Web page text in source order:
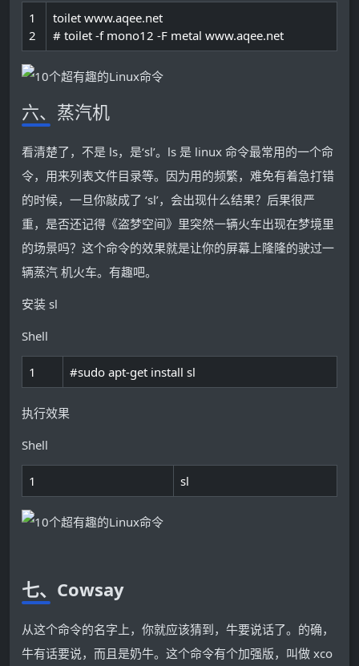
1
2
toilet www.aqee.net
# toilet -f mono12 -F metal www.aqee.net
六、蒸汽机
看清楚了，不是 ls，是‘sl’。ls 是 linux 命令最常用的一个命
令，用来列表文件目录等。因为用的频繁，难免有着急打错
的时候，一旦你敲成了 ‘sl’，会出现什么结果？后果很严
重，是否还记得《盗梦空间》里突然一辆火车出现在梦境里
的场景吗？这个命令的效果就是让你的屏幕上隆隆的驶过一
辆蒸汽 机火车。有趣吧。
安装 sl
Shell
1 #sudo apt-get install sl
执行效果
Shell
1 sl
七、Cowsay
从这个命令的名字上，你就应该猜到，牛要说话了。的确，
牛有话要说，而且是奶牛。这个命令有个加强版，叫做 xco